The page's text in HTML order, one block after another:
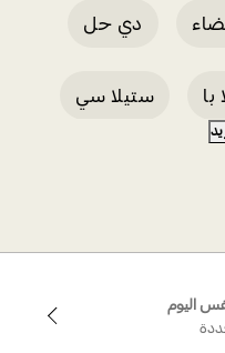
دي حل
با ستيلا سي
أقراطاليوم